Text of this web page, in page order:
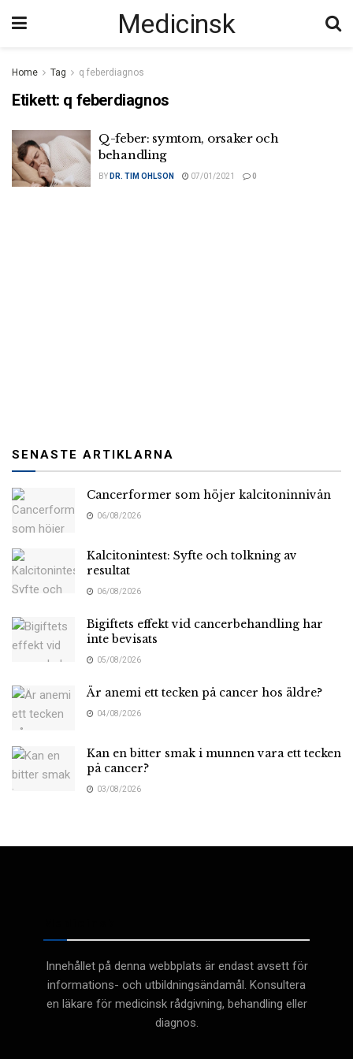
Medicinsk
Home Tag q feberdiagnos
Etikett: q feberdiagnos
Q-feber: symtom, orsaker och
behandling
BY DR. TIM OHLSON 07/01/2021 0
SENASTE ARTIKLARNA
Cancerformer som höjer kalcitoninnivån
06/08/2026
Kalcitonintest: Syfte och tolkning av
resultat
06/08/2026
Bigiftets effekt vid cancerbehandling har
inte bevisats
05/08/2026
Är anemi ett tecken på cancer hos äldre?
04/08/2026
Kan en bitter smak i munnen vara ett tecken
på cancer?
03/08/2026
Innehållet på denna webbplats är endast avsett för
informations- och utbildningsändamål. Konsultera
en läkare för medicinsk rådgivning, behandling eller
diagnos.